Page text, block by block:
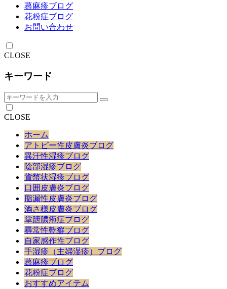
蕁麻疹ブログ
花粉症ブログ
お問い合わせ
CLOSE
キーワード
CLOSE
ホーム
アトピー性皮膚炎ブログ
異汗性湿疹ブログ
陰部湿疹ブログ
貨幣状湿疹ブログ
口囲皮膚炎ブログ
脂漏性皮膚炎ブログ
酒さ様皮膚炎ブログ
掌蹠膿疱症ブログ
尋常性乾癬ブログ
自家感作性ブログ
手湿疹（主婦湿疹）ブログ
蕁麻疹ブログ
花粉症ブログ
おすすめアイテム